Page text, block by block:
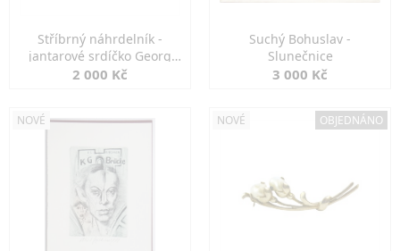
Stříbrný náhrdelník -
jantarové srdíčko Georg
Kramer
2 000 Kč
Suchý Bohuslav -
Slunečnice
3 000 Kč
NOVÉ NOVÉ OBJEDNÁNO